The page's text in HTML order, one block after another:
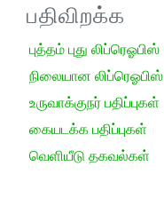
பதிவிறக்க
புத்தம் புது லிப்ரெஓபிஸ்
நிலையான லிப்ரெஓபிஸ்
உருவாக்குநர் பதிப்புகள்
கையடக்க பதிப்புகள்
வெளியீடு தகவல்கள்